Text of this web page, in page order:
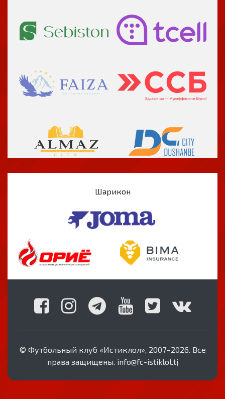
Шарикон
© Футбольный клуб «Истиклол», 2007–2026. Все
права защищены. info@fc-istiklol.tj